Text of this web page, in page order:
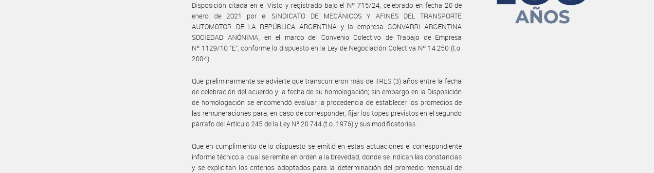
Disposición citada en el Visto y registrado bajo el Nº 715/24, celebrado en fecha 20 de
enero de 2021 por el SINDICATO DE MECÁNICOS Y AFINES DEL TRANSPORTE
AUTOMOTOR DE LA REPÚBLICA ARGENTINA y la empresa GONVARRI ARGENTINA
SOCIEDAD ANÓNIMA, en el marco del Convenio Colectivo de Trabajo de Empresa
Nº 1129/10 “E”, conforme lo dispuesto en la Ley de Negociación Colectiva Nº 14.250 (t.o.
2004).
Que preliminarmente se advierte que transcurrieron más de TRES (3) años entre la fecha
de celebración del acuerdo y la fecha de su homologación; sin embargo en la Disposición
de homologación se encomendó evaluar la procedencia de establecer los promedios de
las remuneraciones para, en caso de corresponder, fijar los topes previstos en el segundo
párrafo del Artículo 245 de la Ley Nº 20.744 (t.o. 1976) y sus modificatorias.
Que en cumplimiento de lo dispuesto se emitió en estas actuaciones el correspondiente
informe técnico al cual se remite en orden a la brevedad, donde se indican las constancias
y se explicitan los criterios adoptados para la determinación del promedio mensual de